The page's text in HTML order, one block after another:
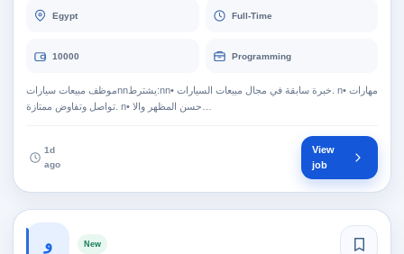
Egypt Full-Time
10000 Programming
موظف مبيعات سياراتnnيشترط:nn• خبرة سابقة في مجال مبيعات السيارات. n• مهارات
1d
ago
View
job
و New